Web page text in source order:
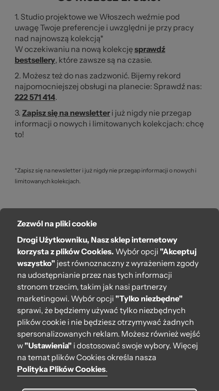
1. Studio projektowe we Włoszech weźmie pod
uwagę Twoje preferencje i uwzględni je przy pracy
nad najnowszą kolekcją*
W oczekiwaniu na nową kolekcjęsprawdź
bestsellery, które zawsze są na czasie.
2. Możesz też do nas zadzwonić. Bijemy rekord
najpomocniejszej obsługi na planecie: Sprawdź nas:
222 571 414.
3. Zapisz się na newsletter i już nigdy nie przegap
informacji o nowych i limitowanych kolekcjach: chcę
to!
*Zapisz się na newsletter i już nigdy nie przegap informacji o nowych i
limitowanych kolekcjach.
O bag
Pomoc
Moje O bag
Kontakt
222 571 414
bok@obagstore.pl
WhatsApp O bag Polska
Pon.-pt. w godz 08:00 - 16:00
Obserwuj nas
Zezwól na pliki cookie
Drogi Użytkowniku, Nasz sklep internetowy
korzysta z plików Cookies. Wybór opcji "Akceptuj
wszystko" jest równoznaczny z wyrażeniem zgody
na udostępnianie przez nas tych informacji
stronom trzecim, takim jak nasi partnerzy
marketingowi. Wybór opcji "Tylko niezbędne"
sprawi, że będziemy używać tylko niezbędnych
plików cookie i nie będziesz otrzymywać żadnych
spersonalizowanych reklam. Możesz również wejść
w"Ustawienia" i dostosować swoje wybory. Więcej
na temat plików Cookies określa nasza
Polityka Plików Cookies.